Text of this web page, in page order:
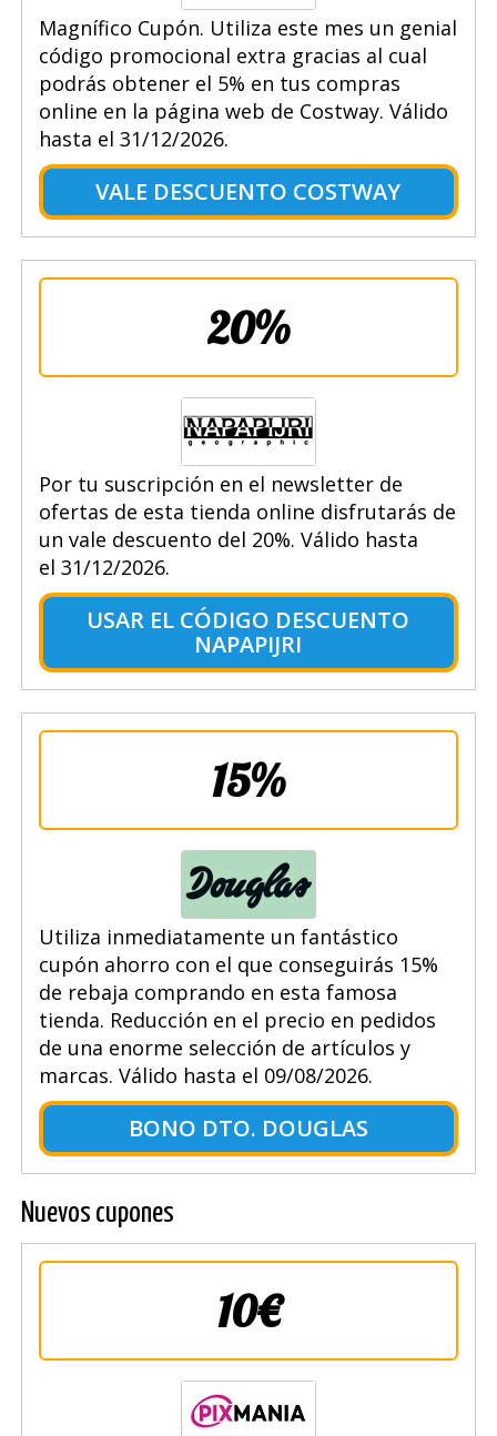
Magnífico Cupón. Utiliza este mes un genial
código promocional extra gracias al cual
podrás obtener el 5% en tus compras
online en la página web de Costway. Válido
hasta el 31/12/2026.
VALE DESCUENTO COSTWAY
20%
Por tu suscripción en el newsletter de
ofertas de esta tienda online disfrutarás de
un vale descuento del 20%. Válido hasta
el 31/12/2026.
USAR EL CÓDIGO DESCUENTO
NAPAPIJRI
15%
Utiliza inmediatamente un fantástico
cupón ahorro con el que conseguirás 15%
de rebaja comprando en esta famosa
tienda. Reducción en el precio en pedidos
de una enorme selección de artículos y
marcas. Válido hasta el 09/08/2026.
BONO DTO. DOUGLAS
Nuevos cupones
10€